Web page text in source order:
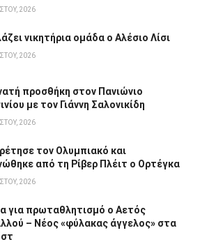
2026
νικητήρια ομάδα ο Αλέσιο Λίσι
2026
προσθήκη στον Πανιώνιο
με τον Γιάννη Σαλονικίδη
2026
τον Ολυμπιακό και
από τη Ρίβερ Πλέιτ ο Ορτέγκα
2026
για πρωταθλητισμό ο Αετός
– Νέος «φύλακας άγγελος» στα